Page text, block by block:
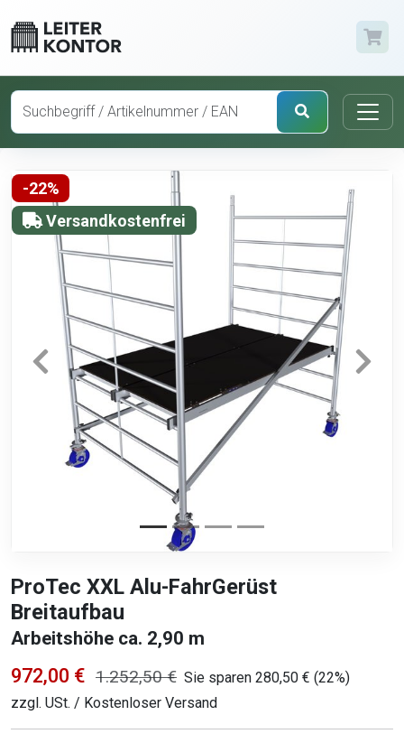
-22%
Versandkostenfrei
ProTec XXL Alu-FahrGerüst
Breitaufbau
Arbeitshöhe ca. 2,90 m
972,00 € 1.252,50 € Sie sparen 280,50 € (22%)
zzgl. USt. / Kostenloser Versand